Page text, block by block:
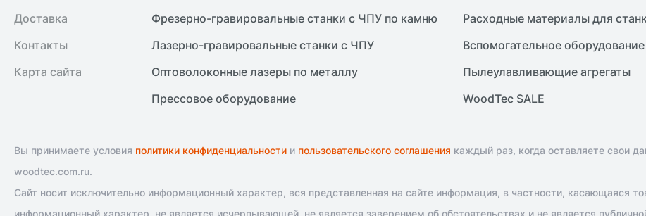
Доставка
Контакты
Карта сайта
Фрезерно-гравировальные станки с ЧПУ по камню
Лазерно-гравировальные станки с ЧПУ
Оптоволоконные лазеры по металлу
Прессовое оборудование
Расходные материалы для
Вспомогательное оборудование
Пылеулавливающие агрегаты
WoodTec SALE
Вы принимаете условия политики конфиденциальности и пользовательского соглашения каждый раз, когда оставляете свои
woodtec.com.ru.
Сайт носит исключительно информационный характер, вся представленная на сайте информация, в частности, касающаяся